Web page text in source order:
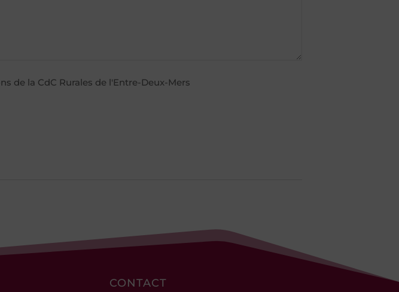
de la CdC Rurales de l'Entre-Deux-Mers
CONTACT